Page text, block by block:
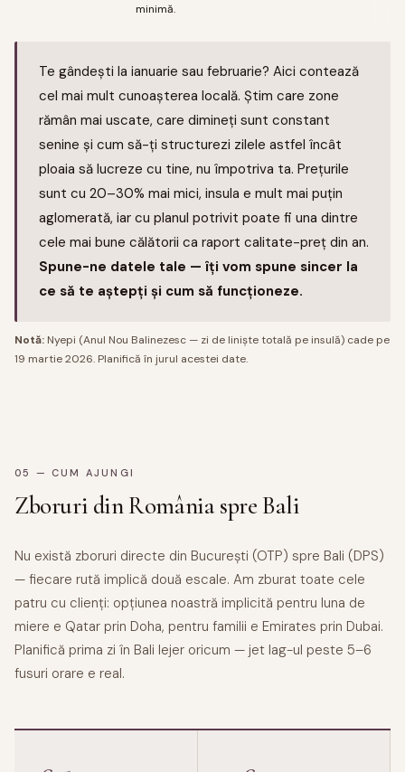
minimă.
Te gândești la ianuarie sau februarie? Aici contează
cel mai mult cunoașterea locală. Știm care zone
rămân mai uscate, care dimineți sunt constant
senine și cum să-ți structurezi zilele astfel încât
ploaia să lucreze cu tine, nu împotriva ta. Prețurile
sunt cu 20–30% mai mici, insula e mult mai puțin
aglomerată, iar cu planul potrivit poate fi una dintre
cele mai bune călătorii ca raport calitate-preț din an.
Spune-ne datele tale — îți vom spune sincer la
ce să te aștepți și cum să funcționeze.
Notă: Nyepi (Anul Nou Balinezesc — zi de liniște totală pe insulă) cade pe
19 martie 2026. Planifică în jurul acestei date.
05 — CUM AJUNGI
Zboruri din România spre Bali
Nu există zboruri directe din București (OTP) spre Bali (DPS)
— fiecare rută implică două escale. Am zburat toate cele
patru cu clienți: opțiunea noastră implicită pentru luna de
miere e Qatar prin Doha, pentru familii e Emirates prin Dubai.
Planifică prima zi în Bali lejer oricum — jet lag-ul peste 5–6
fusuri orare e real.